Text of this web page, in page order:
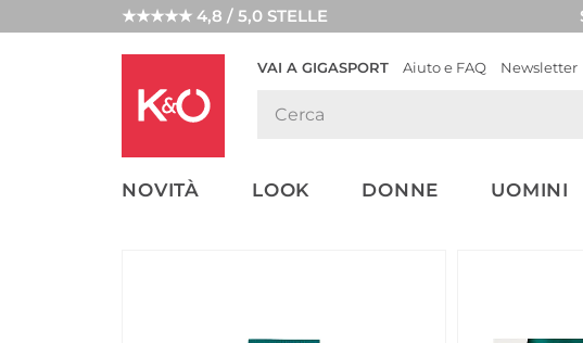
★★★★★ 4,8 / 5,0 STELLE
VAI A GIGASPORT Aiuto e FAQ Newsletter
NOVITÀ LOOK DONNE UOMINI
LOOK
WEDDING